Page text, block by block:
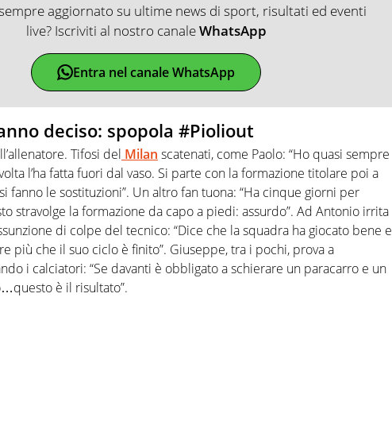
aggiornato su ultime news di sport, risultati ed eventi
live? Iscriviti al nostro canaleWhatsApp
Entra nel canale WhatsApp
deciso: spopola #Pioliout
Tifosi del Milan scatenati, come Paolo: “Ho quasi sempre
l’ha fatta fuori dal vaso. Si parte con la formazione titolare poi a
fanno le sostituzioni”. Un altro fan tuona: “Ha cinque giorni per
stravolge la formazione da capo a piedi: assurdo”. Ad Antonio irrita
di colpe del tecnico: “Dice che la squadra ha giocato bene e
più che il suo ciclo è finito”. Giuseppe, tra i pochi, prova a
i calciatori: “Se davanti è obbligato a schierare un paracarro e un
è il risultato”.